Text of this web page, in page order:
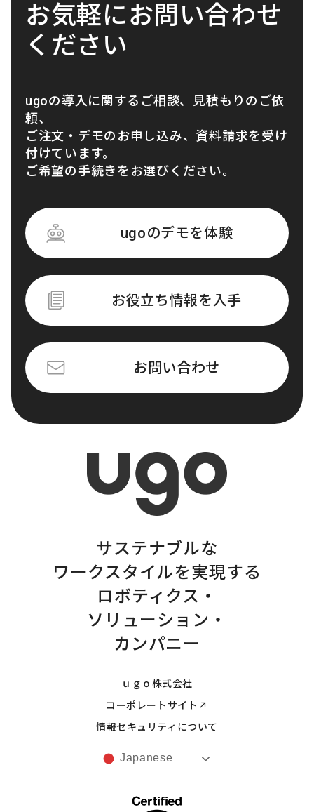
お気軽にお問い合わせ
ください
ugoの導入に関するご相談、見積もりのご依
頼、
ご注文・デモのお申し込み、資料請求を受け
付けています。
ご希望の手続きをお選びください。
ugoのデモを体験
お役立ち情報を入手
お問い合わせ
サステナブルな
ワークスタイルを実現する
ロボティクス・
ソリューション・
カンパニー
ｕｇｏ株式会社
コーポレートサイト
情報セキュリティについて
Japanese